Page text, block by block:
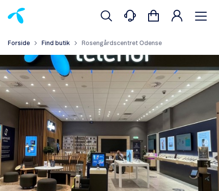
Forside Find butik Rosengårdscentret Odense